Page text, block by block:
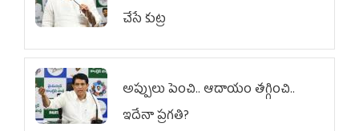
చేసే కుట్ర‌
అప్పులు పెంచి.. ఆదాయం తగ్గించి..
ఇదేనా ప్రగతి?